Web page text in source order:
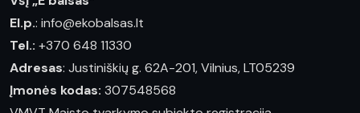
El.p.: info@ekobalsas.lt
Tel.: +370 648 11330
Adresas: Justiniškių g. 62A-201, Vilnius, LT05239
Įmonės kodas: 307548568